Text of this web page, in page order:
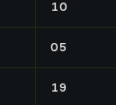
10
05
19